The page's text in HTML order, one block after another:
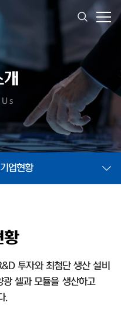
기업현황
황
투자와 최첨단 생산 설비
셀과 모듈을 생산하고
.